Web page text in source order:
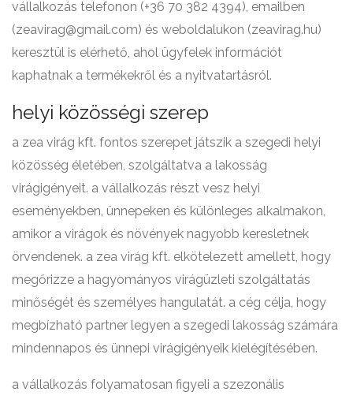
vállalkozás telefonon (+36 70 382 4394), emailben
(zeavirag@gmail.com) és weboldalukon (zeavirag.hu)
keresztül is elérhető, ahol ügyfelek információt
kaphatnak a termékekről és a nyitvatartásról.
helyi közösségi szerep
a zea virág kft. fontos szerepet játszik a szegedi helyi
közösség életében, szolgáltatva a lakosság
virágigényeit. a vállalkozás részt vesz helyi
eseményekben, ünnepeken és különleges alkalmakon,
amikor a virágok és növények nagyobb keresletnek
örvendenek. a zea virág kft. elkötelezett amellett, hogy
megőrizze a hagyományos virágüzleti szolgáltatás
minőségét és személyes hangulatát. a cég célja, hogy
megbízható partner legyen a szegedi lakosság számára
mindennapos és ünnepi virágigényeik kielégítésében.
a vállalkozás folyamatosan figyeli a szezonális